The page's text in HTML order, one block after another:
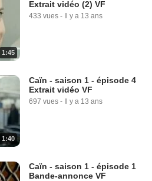
1:45
Extrait vidéo (2) VF
433 vues - Il y a 13 ans
1:40
Caïn - saison 1 - épisode 4
Extrait vidéo VF
697 vues - Il y a 13 ans
Caïn - saison 1 - épisode 1
Bande-annonce VF